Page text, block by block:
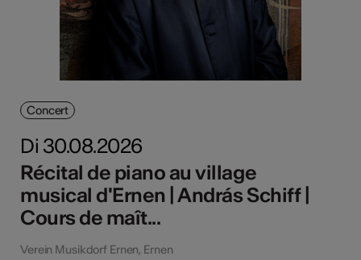
Concert
Di 30.08.2026
Récital de piano au village
musical d'Ernen | András Schiff |
Cours de maît...
Verein Musikdorf Ernen, Ernen